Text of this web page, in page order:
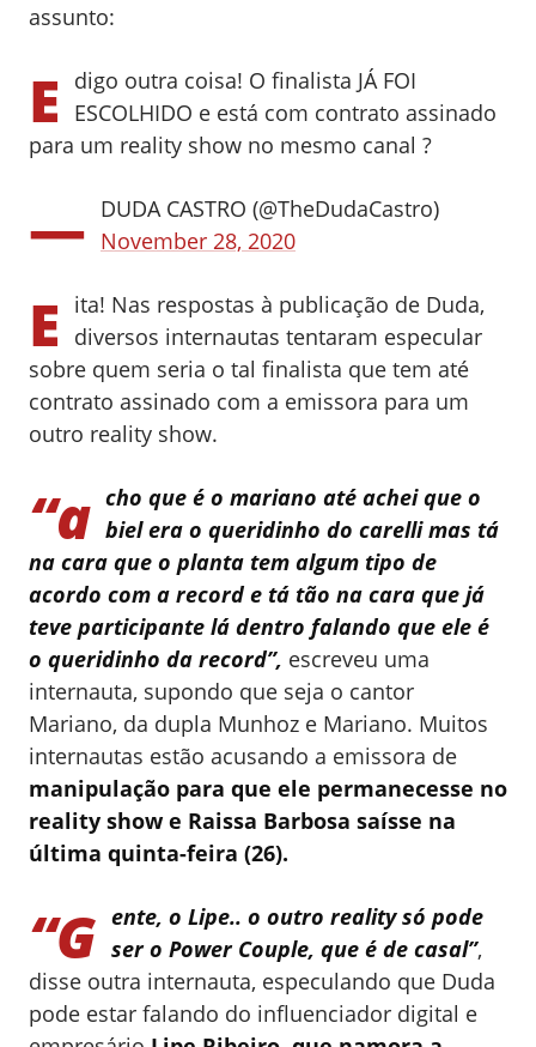
assunto:
E
digo outra coisa! O finalista JÁ FOI
ESCOLHIDO e está com contrato assinado
para um reality show no mesmo canal ?
— DUDA CASTRO (@TheDudaCastro)
November 28, 2020
E
ita! Nas respostas à publicação de Duda,
diversos internautas tentaram especular
sobre quem seria o tal finalista que tem até
contrato assinado com a emissora para um
outro reality show.
“a cho que é o mariano até achei que o
biel era o queridinho do carelli mas tá
na cara que o planta tem algum tipo de
acordo com a record e tá tão na cara que já
teve participante lá dentro falando que ele é
o queridinho da record”, escreveu uma
internauta, supondo que seja o cantor
Mariano, da dupla Munhoz e Mariano. Muitos
internautas estão acusando a emissora de
manipulação para que ele permanecesse no
reality show e Raissa Barbosa saísse na
última quinta-feira (26).
“G ente, o Lipe.. o outro reality só pode
ser o Power Couple, que é de casal”,
disse outra internauta, especulando que Duda
pode estar falando do influenciador digital e